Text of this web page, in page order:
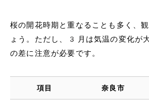
桜の開花時期と重なることも多く、
ょう。ただし、3月は気温の変化が
の差に注意が必要です。
項目 奈良市